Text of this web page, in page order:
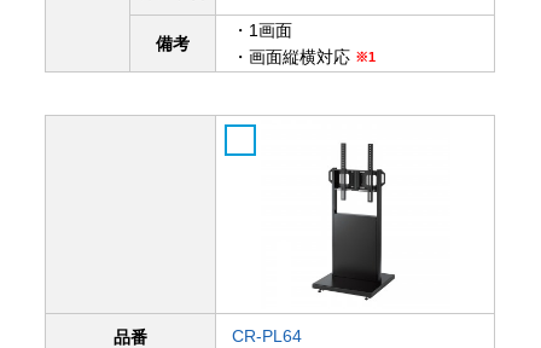
備考
・1画面
・画面縦横対応 ※1
品番 CR-PL64